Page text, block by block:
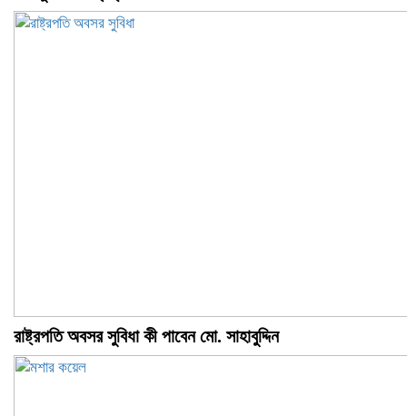
রাষ্ট্রপতি অবসর সুবিধা কী পাবেন মো. সাহাবুদ্দিন